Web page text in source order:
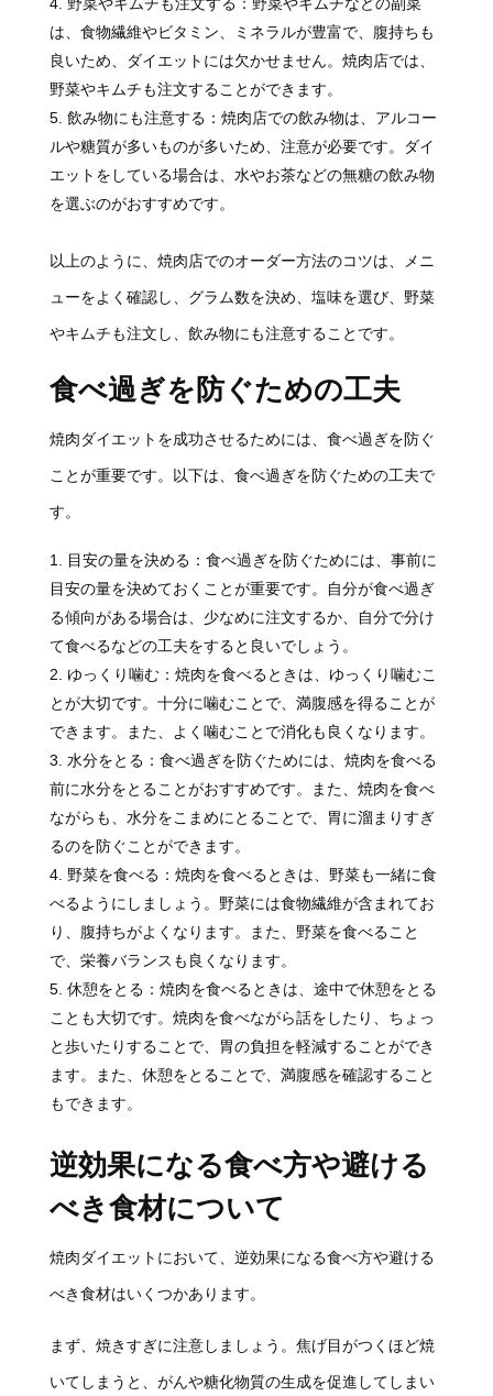
は、食物繊維やビタミン、ミネラルが豊富で、腹持ちも
良いため、ダイエットには欠かせません。焼肉店では、
野菜やキムチも注文することができます。
飲み物にも注意する：焼肉店での飲み物は、アルコー
ルや糖質が多いものが多いため、注意が必要です。ダイ
エットをしている場合は、水やお茶などの無糖の飲み物
を選ぶのがおすすめです。
以上のように、焼肉店でのオーダー方法のコツは、メニ
ューをよく確認し、グラム数を決め、塩味を選び、野菜
やキムチも注文し、飲み物にも注意することです。
食べ過ぎを防ぐための工夫
焼肉ダイエットを成功させるためには、食べ過ぎを防ぐ
ことが重要です。以下は、食べ過ぎを防ぐための工夫で
す。
目安の量を決める：食べ過ぎを防ぐためには、事前に
目安の量を決めておくことが重要です。自分が食べ過ぎ
る傾向がある場合は、少なめに注文するか、自分で分け
て食べるなどの工夫をすると良いでしょう。
ゆっくり噛む：焼肉を食べるときは、ゆっくり噛むこ
とが大切です。十分に噛むことで、満腹感を得ることが
できます。また、よく噛むことで消化も良くなります。
水分をとる：食べ過ぎを防ぐためには、焼肉を食べる
前に水分をとることがおすすめです。また、焼肉を食べ
ながらも、水分をこまめにとることで、胃に溜まりすぎ
るのを防ぐことができます。
野菜を食べる：焼肉を食べるときは、野菜も一緒に食
べるようにしましょう。野菜には食物繊維が含まれてお
り、腹持ちがよくなります。また、野菜を食べること
で、栄養バランスも良くなります。
休憩をとる：焼肉を食べるときは、途中で休憩をとる
ことも大切です。焼肉を食べながら話をしたり、ちょっ
と歩いたりすることで、胃の負担を軽減することができ
ます。また、休憩をとることで、満腹感を確認すること
もできます。
逆効果になる食べ方や避ける
べき食材について
焼肉ダイエットにおいて、逆効果になる食べ方や避ける
べき食材はいくつかあります。
まず、焼きすぎに注意しましょう。焦げ目がつくほど焼
いてしまうと、がんや糖化物質の生成を促進してしまい